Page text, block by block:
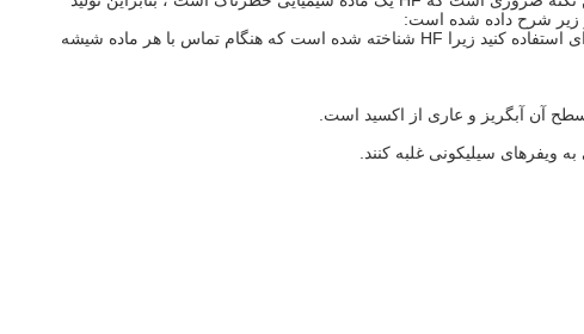
همیشه از یک لیوان پلی پروپیلن بر خلاف یک لیوان شیشه ای استفاده کنید زیرا HF شناخته شده است که هنگام تماس با هر ماده شیشه
آن آبگریز و عاری از اکسید است.
سیلیکونی غلبه کنند.